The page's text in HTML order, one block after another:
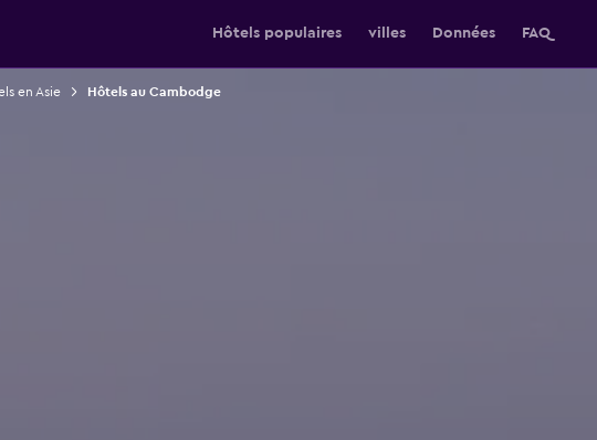
Hôtels populaires villes Données FAQ
en Asie Hôtels au Cambodge